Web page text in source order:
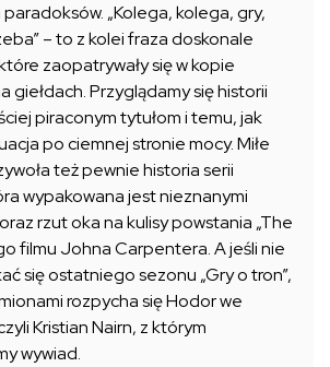
„Kolega, kolega, gry,
– to z kolei fraza doskonale
zaopatrywały się w kopie
giełdach. Przyglądamy się historii
piraconym tytułom i temu, jak
po ciemnej stronie mocy. Miłe
też pewnie historia serii
wypakowana jest nieznanymi
rzut oka na kulisy powstania „The
filmu Johna Carpentera. A jeśli nie
się ostatniego sezonu „Gry o tron”,
rozpycha się Hodor we
Kristian Nairn, z którym
wywiad.